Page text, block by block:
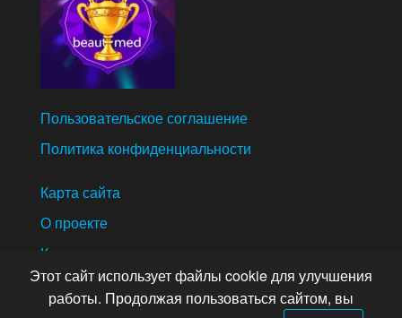
Пользовательское соглашение
Политика конфиденциальности
Карта сайта
О проекте
Контакты
Этот сайт использует файлы cookie для улучшения
работы. Продолжая пользоваться сайтом, вы